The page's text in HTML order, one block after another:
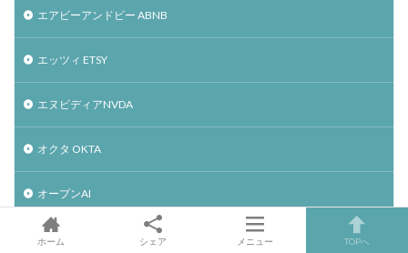
エアビーアンドビー ABNB
エッツィ ETSY
エヌビディアNVDA
オクタ OKTA
オープンAI
オープンドア OPEN
ホーム シェア メニュー TOPへ